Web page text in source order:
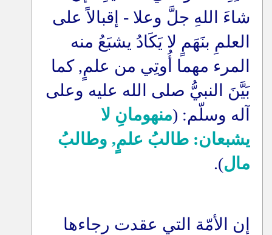
شاءَ اللهِ جلَّ وعلا - إقبالاً على
العلمِ بنَهَمٍ لا يَكَادُ يشبَعُ منه
المرء مهما أُوتِي من علمٍ, كما
بَيَّنَ النبيُّ صلى الله عليه وعلى
آله وسلّم: (منهومانِ لا
يشبعان: طالبُ علمٍ, وطالبُ
مال).
إن الأمّة التي عقدت رجاءها